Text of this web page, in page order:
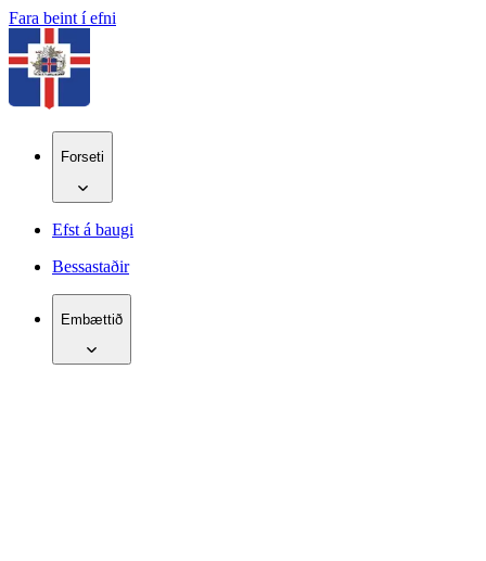
Fara beint í efni
Forseti
Efst á baugi
Bessastaðir
Embættið